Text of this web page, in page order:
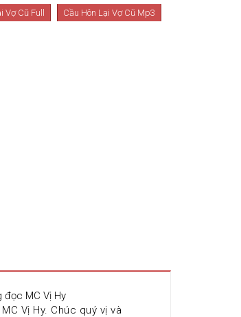
Vợ Cũ Full Cầu Hôn Lại Vợ Cũ Mp3
đọc MC Vị Hy
Vị Hy. Chúc quý vị và